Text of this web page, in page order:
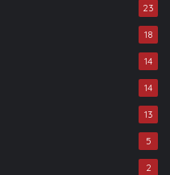
23
18
14
14
13
5
2